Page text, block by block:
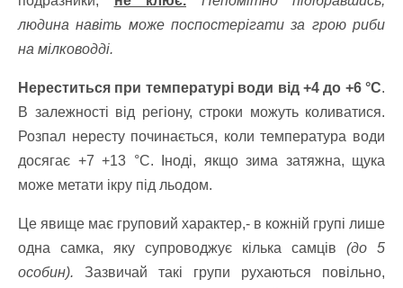
людина навіть може поспостерігати за грою риби
на мілководді.
Нереститься при температурі води від +4 до +6 °С.
В залежності від регіону, строки можуть коливатися.
Розпал нересту починається, коли температура води
досягає +7 +13 °С. Іноді, якщо зима затяжна, щука
може метати ікру під льодом.
Це явище має груповий характер,- в кожній групі лише
одна самка, яку супроводжує кілька самців (до 5
особин). Зазвичай такі групи рухаються повільно,